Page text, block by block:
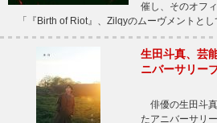
催し、そのオフ
「『Birth of Riot』、Zilqyのムーヴメントと
生田斗真、芸
ニバーサリー
俳優の生田斗
たアニバーサリ